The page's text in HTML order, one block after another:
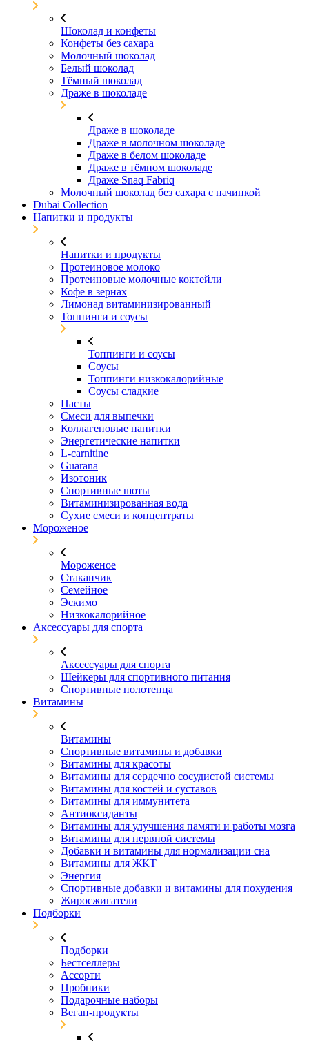
Шоколад и конфеты
Конфеты без сахара
Молочный шоколад
Белый шоколад
Тёмный шоколад
Драже в шоколаде
Драже в шоколаде
Драже в молочном шоколаде
Драже в белом шоколаде
Драже в тёмном шоколаде
Драже Snaq Fabriq
Молочный шоколад без сахара с начинкой
Dubai Collection
Напитки и продукты
Напитки и продукты
Протеиновое молоко
Протеиновые молочные коктейли
Кофе в зернах
Лимонад витаминизированный
Топпинги и соусы
Топпинги и соусы
Соусы
Топпинги низкокалорийные
Соусы сладкие
Пасты
Смеси для выпечки
Коллагеновые напитки
Энергетические напитки
L-carnitine
Guarana
Изотоник
Спортивные шоты
Витаминизированная вода
Сухие смеси и концентраты
Мороженое
Мороженое
Стаканчик
Семейное
Эскимо
Низкокалорийное
Аксессуары для спорта
Аксессуары для спорта
Шейкеры для спортивного питания
Спортивные полотенца
Витамины
Витамины
Спортивные витамины и добавки
Витамины для красоты
Витамины для сердечно сосудистой системы
Витамины для костей и суставов
Витамины для иммунитета
Антиоксиданты
Витамины для улучшения памяти и работы мозга
Витамины для нервной системы
Добавки и витамины для нормализации сна
Витамины для ЖКТ
Энергия
Спортивные добавки и витамины для похудения
Жиросжигатели
Подборки
Подборки
Бестселлеры
Ассорти
Пробники
Подарочные наборы
Веган-продукты